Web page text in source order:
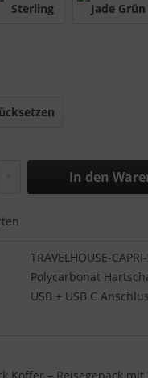
In den
TRAVELHOUSE-
Polycarbonat
USB + USB C